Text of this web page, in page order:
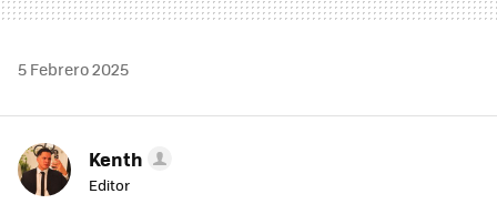
5 Febrero 2025
Kenth
Editor